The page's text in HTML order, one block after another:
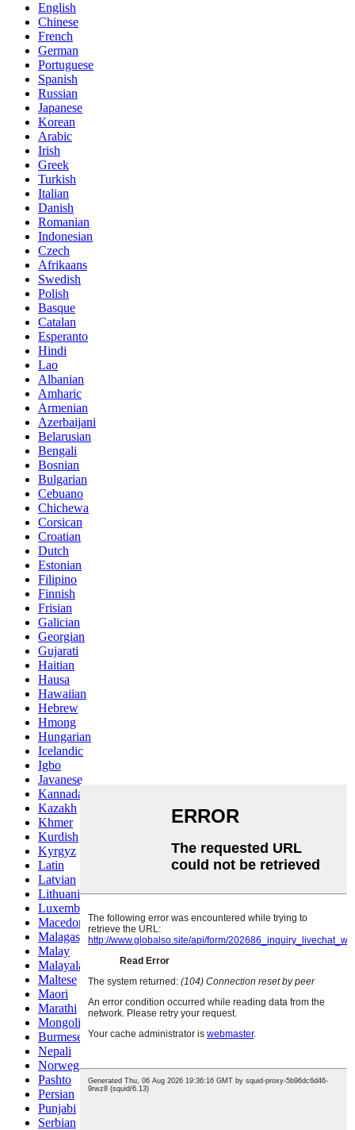
English
Chinese
French
German
Portuguese
Spanish
Russian
Japanese
Korean
Arabic
Irish
Greek
Turkish
Italian
Danish
Romanian
Indonesian
Czech
Afrikaans
Swedish
Polish
Basque
Catalan
Esperanto
Hindi
Lao
Albanian
Amharic
Armenian
Azerbaijani
Belarusian
Bengali
Bosnian
Bulgarian
Cebuano
Chichewa
Corsican
Croatian
Dutch
Estonian
Filipino
Finnish
Frisian
Galician
Georgian
Gujarati
Haitian
Hausa
Hawaiian
Hebrew
Hmong
Hungarian
Icelandic
Igbo
Javanese
Kannada
Kazakh
Khmer
Kurdish
Kyrgyz
Latin
Latvian
Lithuanian
Luxembou..
Macedonian
Malagasy
Malay
Malayalam
Maltese
Maori
Marathi
Mongolian
Burmese
Nepali
Norwegian
Pashto
Persian
Punjabi
Serbian